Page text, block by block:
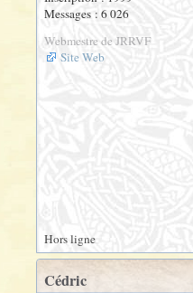
Messages : 6 026
Webmestre de JRRVF
Site Web
Hors ligne
Cédric